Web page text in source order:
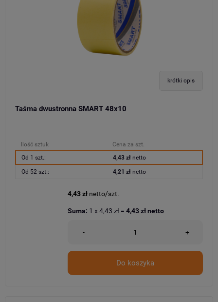
krótki opis
Taśma dwustronna SMART 48x10
Ilość sztuk
Cena za szt.
Od 1 szt.:
4,43 złnetto
Od 52 szt.: 4,21 złnetto
4,43 zł netto/szt.
- +
Do koszyka
Suma: 1 x4,43 zł = 4,43 złnetto